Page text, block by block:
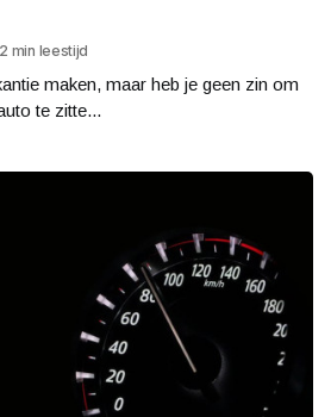
2 min leestijd
maken, maar heb je geen zin om
te zitte...